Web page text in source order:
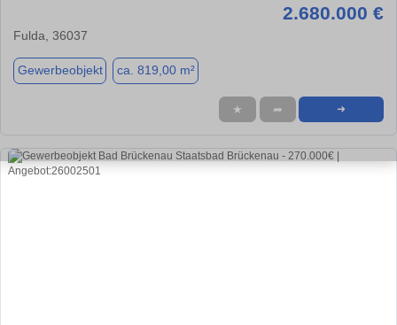
2.680.000 €
Fulda, 36037
Gewerbeobjekt ca. 819,00 m²
★ ➦ ➜